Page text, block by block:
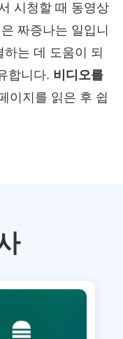
시청할 때 동영상
짜증나는 일입니
는 데 도움이 되
합니다. 비디오를
이지를 읽은 후 쉽